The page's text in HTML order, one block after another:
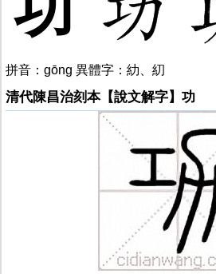
拼音：gōng 異體字：糼、糿
清代陳昌治刻本【說文解字】功